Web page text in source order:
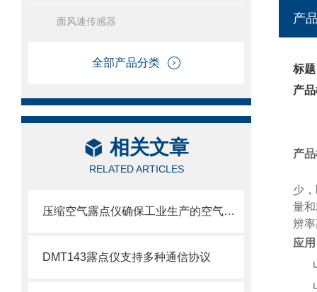
面风速传感器
全部产品分类
相关文章
RELATED ARTICLES
压缩空气露点仪确保工业生产的空气质量
DMT143露点仪支持多种通信协议
产
标
产
产
少
量
辨
应用